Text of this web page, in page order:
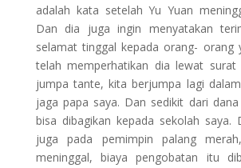
adalah kata setelah Yu Yuan
Dan dia juga ingin menyatakan
selamat tinggal kepada orang- orang
telah memperhatikan dia lewat surat
jumpa tante, kita berjumpa lagi
jaga papa saya. Dan sedikit dari
bisa dibagikan kepada sekolah saya.
juga pada pemimpin palang
meninggal, biaya pengobatan itu